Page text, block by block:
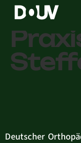
Deutscher